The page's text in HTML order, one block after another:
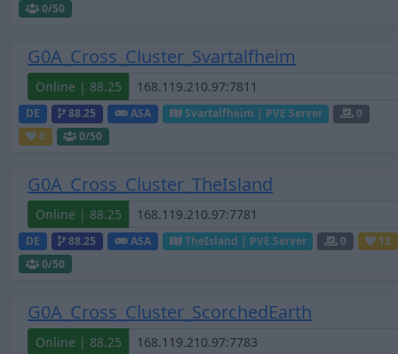
0/50
G0A_Cross_Cluster_Svartalfheim
Online | 88.25
DE 88.25 ASA Svartalfheim | PVE Server
0
0
0/50
G0A_Cross_Cluster_TheIsland
Online | 88.25
DE 88.25 ASA TheIsland | PVE Server 0
13
0/50
G0A_Cross_Cluster_ScorchedEarth
Online | 88.25